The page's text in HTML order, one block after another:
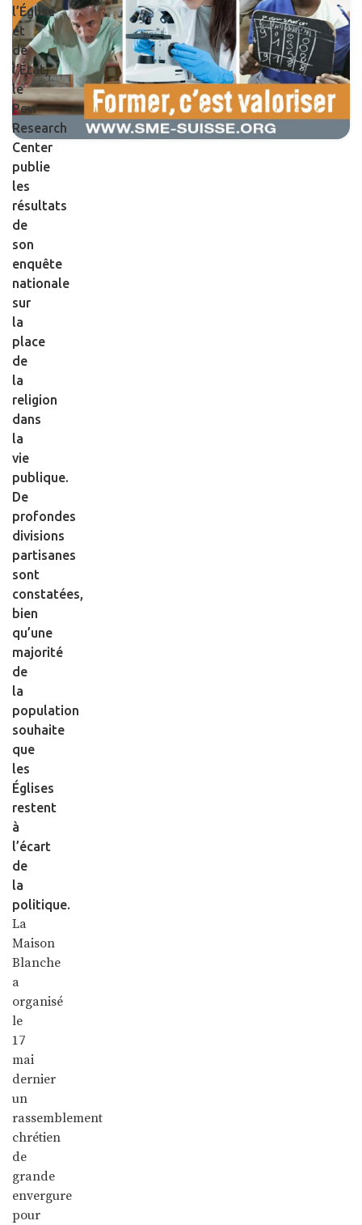
l’Église
et
de
l’État,
le
Pew
Research
Center
publie
les
résultats
de
son
enquête
nationale
sur
la
place
de
la
religion
dans
la
vie
publique.
De
profondes
divisions
partisanes
sont
constatées,
bien
qu’une
majorité
de
la
population
souhaite
que
les
Églises
restent
à
l’écart
de
la
politique.
La
Maison
Blanche
a
organisé
le
17
mai
dernier
un
rassemblement
chrétien
de
grande
envergure
pour